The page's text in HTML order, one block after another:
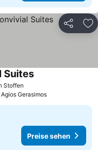
Teilen
Stoffen
SuitesPreise sehen
Gerasimos
Preise sehen